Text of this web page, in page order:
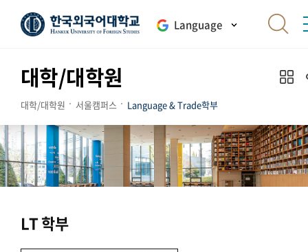
Language
대학/대학원
대학/대학원 서울캠퍼스 Language & Trade학부
LT 학부